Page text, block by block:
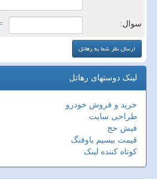
سوال: = ۶
لینک دوستهای رهاتل
خرید و فروش خودرو
طراحی سایت
فیش حج
قیمت بیسیم باوفنگ
کوتاه کننده لینک